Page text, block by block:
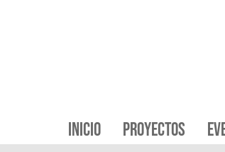
Inicio Proyectos